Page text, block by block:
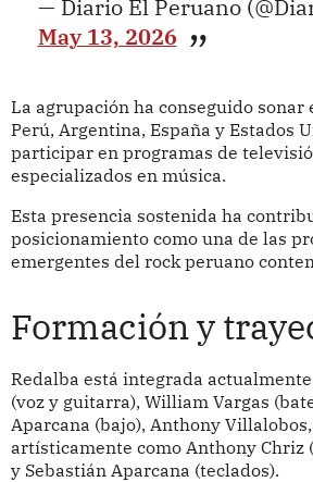
— Diario El Peruano
May 13, 2026
La agrupación ha conseguido sonar
Perú, Argentina, España y Estados
participar en programas de
especializados en música.
Esta presencia sostenida ha
posicionamiento como una de las
emergentes del rock peruano
Formación y
Redalba está integrada
(voz y guitarra), William Vargas
Aparcana (bajo), Anthony
artísticamente como Anthony
y Sebastián Aparcana (teclados).